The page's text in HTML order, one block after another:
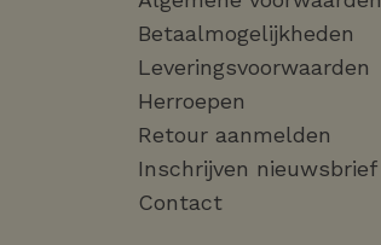
Betaalmogelijkheden
Leveringsvoorwaarden
Herroepen
Retour aanmelden
Inschrijven nieuwsbrief
Contact